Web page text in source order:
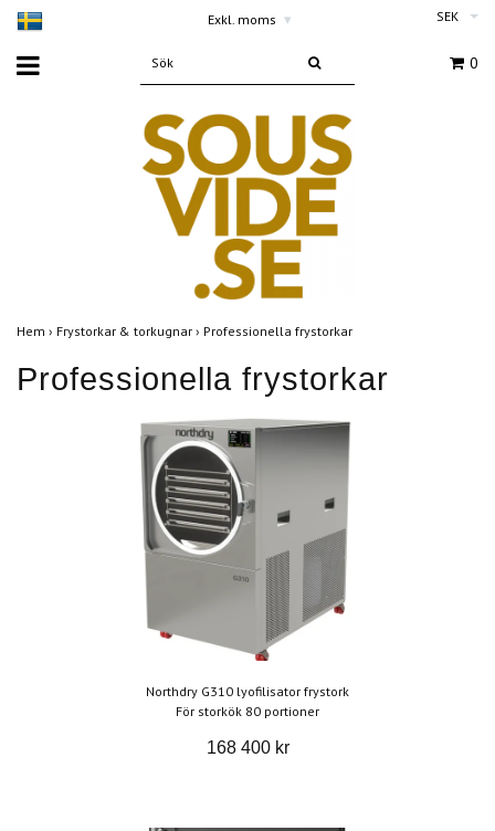
Exkl. moms ▾ SEK
0
Hem › Frystorkar & torkugnar › Professionella frystorkar
Professionella frystorkar
Northdry G310 lyofilisator frystork
För storkök 80 portioner
168 400 kr